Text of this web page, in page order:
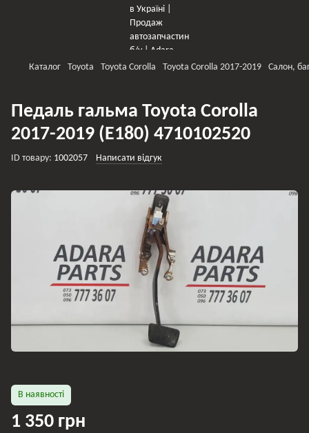
Каталог Toyota Toyota Corolla Toyota Corolla 2017-2019 Салон,
Педаль гальма Toyota Corolla
2017-2019 (E180) 4710102520
ID товару: 1002057 Написати відгук
В наявності
1 350 грн